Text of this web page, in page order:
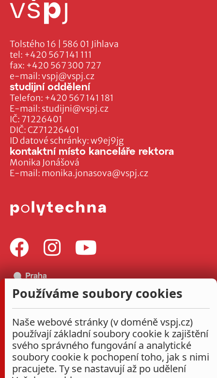
Tolstého 16 | 586 01 Jihlava
tel: +420 567 141 111
fax: +420 567 300 727
e-mail:vspj@vspj.cz
IČ: 71226401
DIČ: CZ71226401
ID datové schránky: w9ej9jg
studijní oddělení
Telefon: +420 567 141 181
E-mail: studijni@vspj.cz
kontaktní místo kanceláře rektora
Monika Jonášová
E-mail: monika.jonasova@vspj.cz
Používáme soubory cookies
Naše webové stránky (v doméně vspj.cz)
používají základní soubory cookie k zajištění
svého správného fungování a analytické
soubory cookie k pochopení toho, jak s nimi
pracujete. Ty se nastavují až po udělení